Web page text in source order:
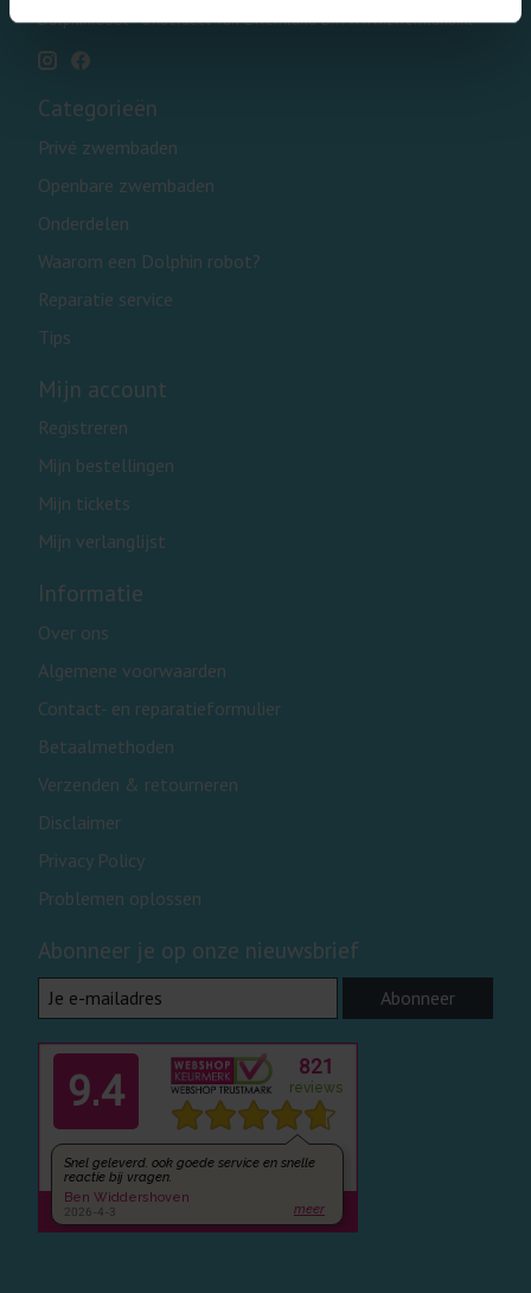
Dolphinrobot - Onderdeel van Zwemland B.V. www.zwemland.nl
Categorieën
Privé zwembaden
Openbare zwembaden
Onderdelen
Waarom een Dolphin robot?
Reparatie service
Tips
Mijn account
Registreren
Mijn bestellingen
Mijn tickets
Mijn verlanglijst
Informatie
Over ons
Algemene voorwaarden
Contact- en reparatieformulier
Betaalmethoden
Verzenden & retourneren
Disclaimer
Privacy Policy
Problemen oplossen
Abonneer je op onze nieuwsbrief
Abonneer